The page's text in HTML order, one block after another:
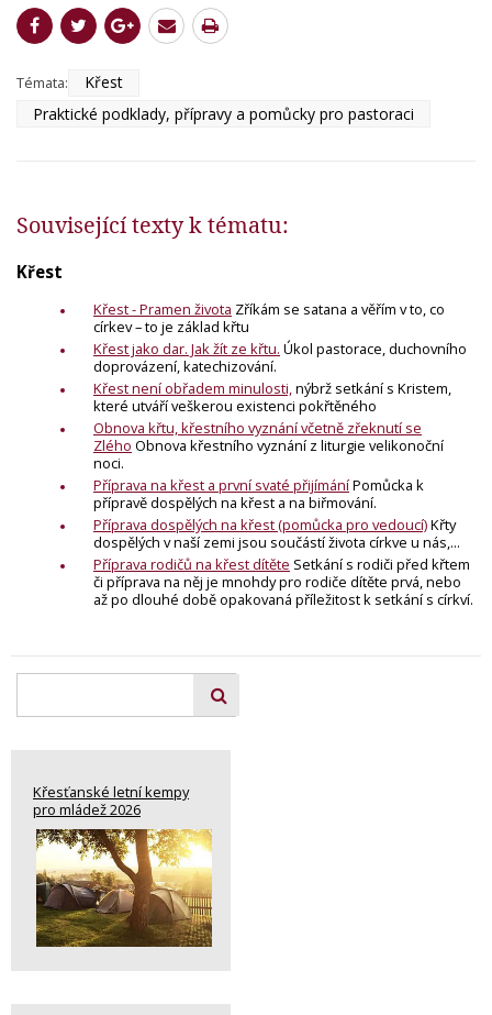
Témata:
Křest
Praktické podklady, přípravy a pomůcky pro pastoraci
Související texty k tématu:
Křest
Křest - Pramen života Zříkám se satana a věřím v to, co
církev – to je základ křtu
Křest jako dar. Jak žít ze křtu. Úkol pastorace, duchovního
doprovázení, katechizování.
Křest není obřadem minulosti,nýbrž setkání s Kristem,
které utváří veškerou existenci pokřtěného
Obnova křtu, křestního vyznání včetně zřeknutí se
Zlého Obnova křestního vyznání z liturgie velikonoční
noci.
Příprava na křest a první svaté přijímáníPomůcka k
přípravě dospělých na křest a na biřmování.
Příprava dospělých na křest (pomůcka pro vedoucí)Křty
dospělých v naší zemi jsou součástí života církve u nás,...
Příprava rodičů na křest dítěte Setkání s rodiči před křtem
či příprava na něj je mnohdy pro rodiče dítěte prvá, nebo
až po dlouhé době opakovaná příležitost k setkání s církví.
Křesťanské letní kempy
pro mládež 2026